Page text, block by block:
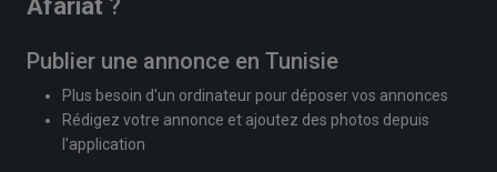
Afariat ?
Publier une annonce en Tunisie
Plus besoin d'un ordinateur pour déposer vos annonces
Rédigez votre annonce et ajoutez des photos depuis
l'application